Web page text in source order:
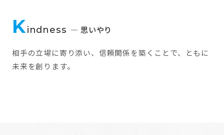
Kindness — 思いやり
相手の立場に寄り添い、信頼関係を築くことで、ともに
未来を創ります。